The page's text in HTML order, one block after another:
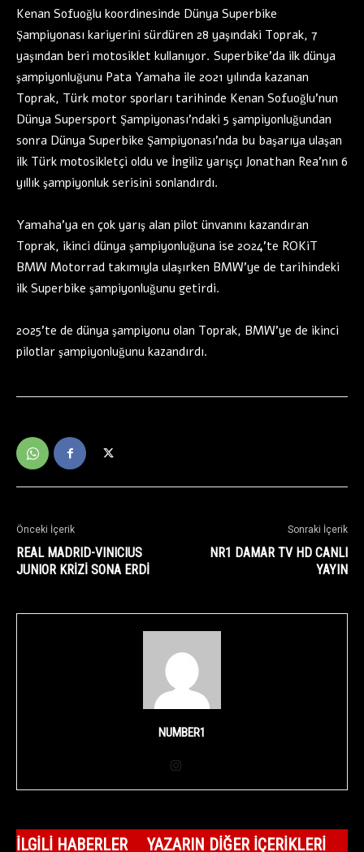
Kenan Sofuoğlu koordinesinde Dünya Superbike
Şampiyonası kariyerini sürdüren 28 yaşındaki Toprak, 7
yaşından beri motosiklet kullanıyor. Superbike’da ilk dünya
şampiyonluğunu Pata Yamaha ile 2021 yılında kazanan
Toprak, Türk motor sporları tarihinde Kenan Sofuoğlu’nun
Dünya Supersport Şampiyonası’ndaki 5 şampiyonluğundan
sonra Dünya Superbike Şampiyonası’nda bu başarıya ulaşan
ilk Türk motosikletçi oldu ve İngiliz yarışçı Jonathan Rea’nın 6
yıllık şampiyonluk serisini sonlandırdı.
Yamaha’ya en çok yarış alan pilot ünvanını kazandıran
Toprak, ikinci dünya şampiyonluğuna ise 2024’te ROKiT
BMW Motorrad takımıyla ulaşırken BMW’ye de tarihindeki
ilk Superbike şampiyonluğunu getirdi.
2025’te de dünya şampiyonu olan Toprak, BMW’ye de ikinci
pilotlar şampiyonluğunu kazandırdı.
Önceki İçerik
REAL MADRID-VINICIUS
JUNIOR KRİZİ SONA ERDİ
Sonraki İçerik
NR1 DAMAR TV HD CANLI
YAYIN
NUMBER1
İLGILI HABERLER YAZARIN DIĞER İÇERIKLERI